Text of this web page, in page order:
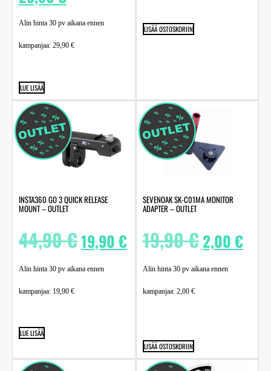
Alin hinta 30 pv aikana ennen
kampanjaa: 29,90 €
LUE LISÄÄ
LISÄÄ OSTOSKORIIN
INSTA360 GO 3 QUICK RELEASE
MOUNT – OUTLET
44,90€19,90€
Alin hinta 30 pv aikana ennen
kampanjaa: 19,90 €
LUE LISÄÄ
SEVENOAK SK-C01MA MONITOR
ADAPTER – OUTLET
19,90€ 2,00€
Alin hinta 30 pv aikana ennen
kampanjaa: 2,00 €
LISÄÄ OSTOSKORIIN